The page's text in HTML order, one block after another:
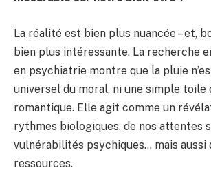
La réalité est bien plus nuancée – et,
bien plus intéressante. La recherche
en psychiatrie montre que la pluie
universel du moral, ni une simple toile
romantique. Elle agit comme un
rythmes biologiques, de nos attentes
vulnérabilités psychiques… mais aussi
ressources.